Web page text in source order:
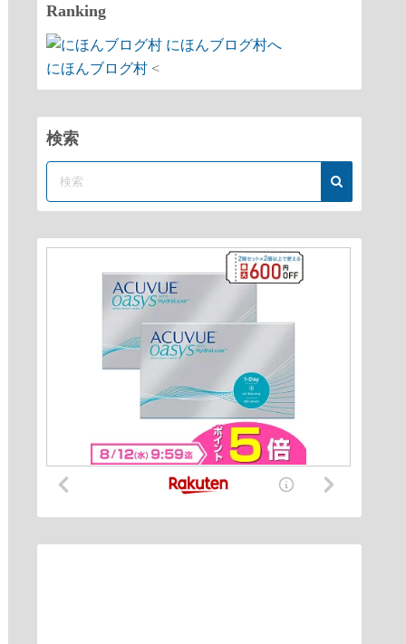
Ranking
にほんブログ村 <
検索